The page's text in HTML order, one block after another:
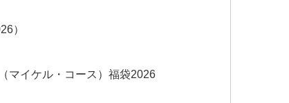
）
マイケル・コース）福袋2026